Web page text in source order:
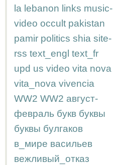
la lebanon links music-
video occult pakistan
pamir politics shia site-
rss text_engl text_fr
upd us video vita nova
vita_nova vivencia
WW2 WW2 август-
февраль букв буквы
буквы булгаков
в_мире васильев
вежливый_отказ